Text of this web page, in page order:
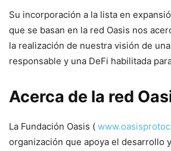
Su incorporación a la lista en
que se basan en la red Oasis nos
la realización de nuestra visión de
responsable y una DeFi habilitada
Acerca de la red
La Fundación Oasis (
organización que apoya el desarrollo